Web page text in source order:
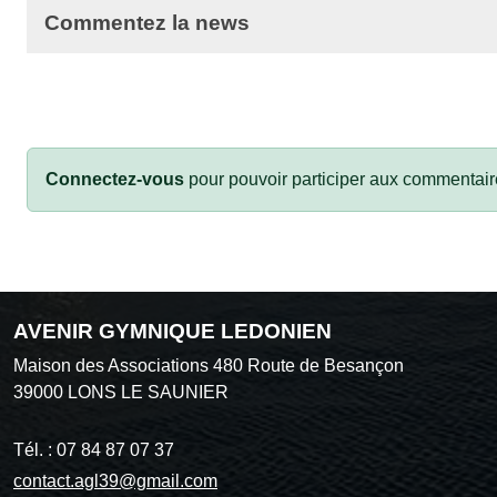
Commentez la news
Connectez-vous pour pouvoir participer aux
AVENIR GYMNIQUE LEDONIEN
Maison des Associations 480 Route de Besançon
39000 LONS LE SAUNIER
Tél. : 07 84 87 07 37
contact.agl39@gmail.com